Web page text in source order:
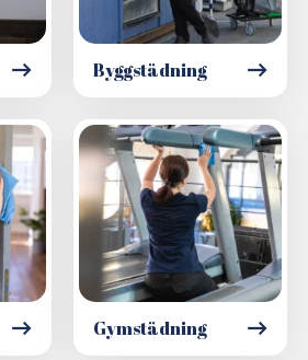
Byggstädning
Gymstädning